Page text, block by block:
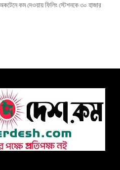
কম দেওয়ায় ফিলিং স্টেশনকে ৩০ হাজার